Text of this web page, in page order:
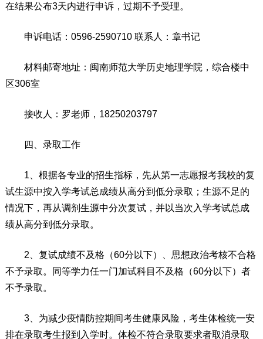
在结果公布3天内进行申诉，过期不予受理。
申诉电话：0596-2590710 联系人：章书记
材料邮寄地址：闽南师范大学历史地理学院，综合楼中
区306室
接收人：罗老师，18250203797
四、录取工作
1、根据各专业的招生指标，先从第一志愿报考我校的复
试生源中按入学考试总成绩从高分到低分录取；生源不足的
情况下，再从调剂生源中分次复试，并以当次入学考试总成
绩从高分到低分录取。
2、复试成绩不及格（60分以下）、思想政治考核不合格
不予录取。同等学力任一门加试科目不及格（60分以下）者
不予录取。
3、为减少疫情防控期间考生健康风险，考生体检统一安
排在录取考生报到入学时。体检不符合录取要求者取消录取